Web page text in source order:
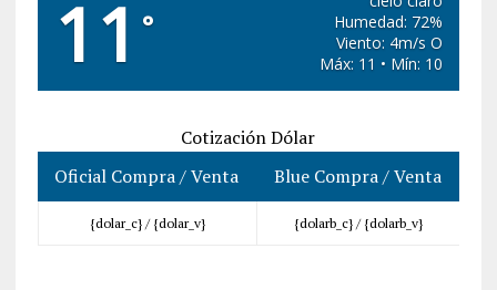
11 °
Humedad: 72%
Viento: 4m/s O
Máx: 11 • Mín: 10
Cotización Dólar
Oficial Compra / Venta
Blue Compra / Venta
{dolar_c} / {dolar_v} {dolarb_c} / {dolarb_v}